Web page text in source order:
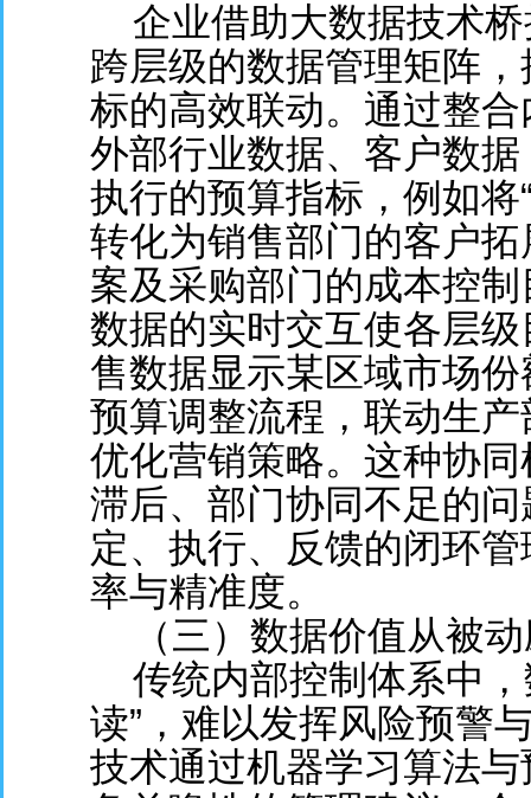
企业借助大数据技术桥
跨层级的数据管理矩阵
标的高效联动。通过整
外部行业数据、客户数
执行的预算指标，例如将
转化为销售部门的客户
案及采购部门的成本控
数据的实时交互使各层
售数据显示某区域市场
预算调整流程，联动生
优化营销策略。这种协
滞后、部门协同不足的
定、执行、反馈的闭环
率与精准度。
（三）数据价值从被
传统内部控制体系中，
读”，难以发挥风险预警
技术通过机器学习算法